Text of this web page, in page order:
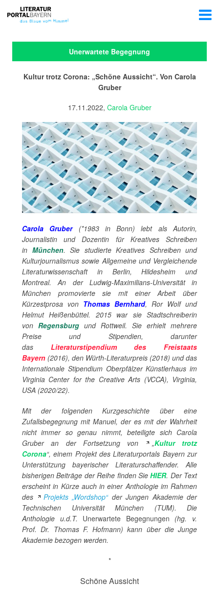
Unerwartete Begegnung
Kultur trotz Corona: „Schöne Aussicht“. Von Carola
Gruber
17.11.2022, Carola Gruber
Carola Gruber(*1983 in Bonn) lebt als Autorin,
Journalistin und Dozentin für Kreatives Schreiben
in München. Sie studierte Kreatives Schreiben und
Kulturjournalismus sowie Allgemeine und Vergleichende
Literaturwissenschaft in Berlin, Hildesheim und
Montreal. An der Ludwig-Maximilians-Universität in
München promovierte sie mit einer Arbeit über
Kürzestprosa von Thomas Bernhard, Ror Wolf und
Helmut Heißenbüttel. 2015 war sie Stadtschreiberin
von Regensburg und Rottweil. Sie erhielt mehrere
Preise und Stipendien, darunter
das Literaturstipendium des Freistaats
Bayern (2016), den Würth-Literaturpreis (2018) und das
Internationale Stipendium Oberpfälzer Künstlerhaus im
Virginia Center for the Creative Arts (VCCA), Virginia,
USA (2020/22).
Mit der folgenden Kurzgeschichte über eine
Zufallsbegegnung mit Manuel, der es mit der Wahrheit
nicht immer so genau nimmt, beteiligte sich Carola
Gruber an der Fortsetzung von
„Kultur trotz
Corona“, einem Projekt des Literaturportals Bayern zur
Unterstützung bayerischer Literaturschaffender. Alle
bisherigen Beiträge der Reihe finden SieHIER. Der Text
erscheint in Kürze auch in einer Anthologie im Rahmen
des
Projekts „Wordshop“der Jungen Akademie der
Technischen Universität München (TUM). Die
Anthologie u.d.T. Unerwartete Begegnungen (hg. v.
Prof. Dr. Thomas F. Hofmann) kann über die Junge
Akademie bezogen werden.
*
Schöne Aussicht